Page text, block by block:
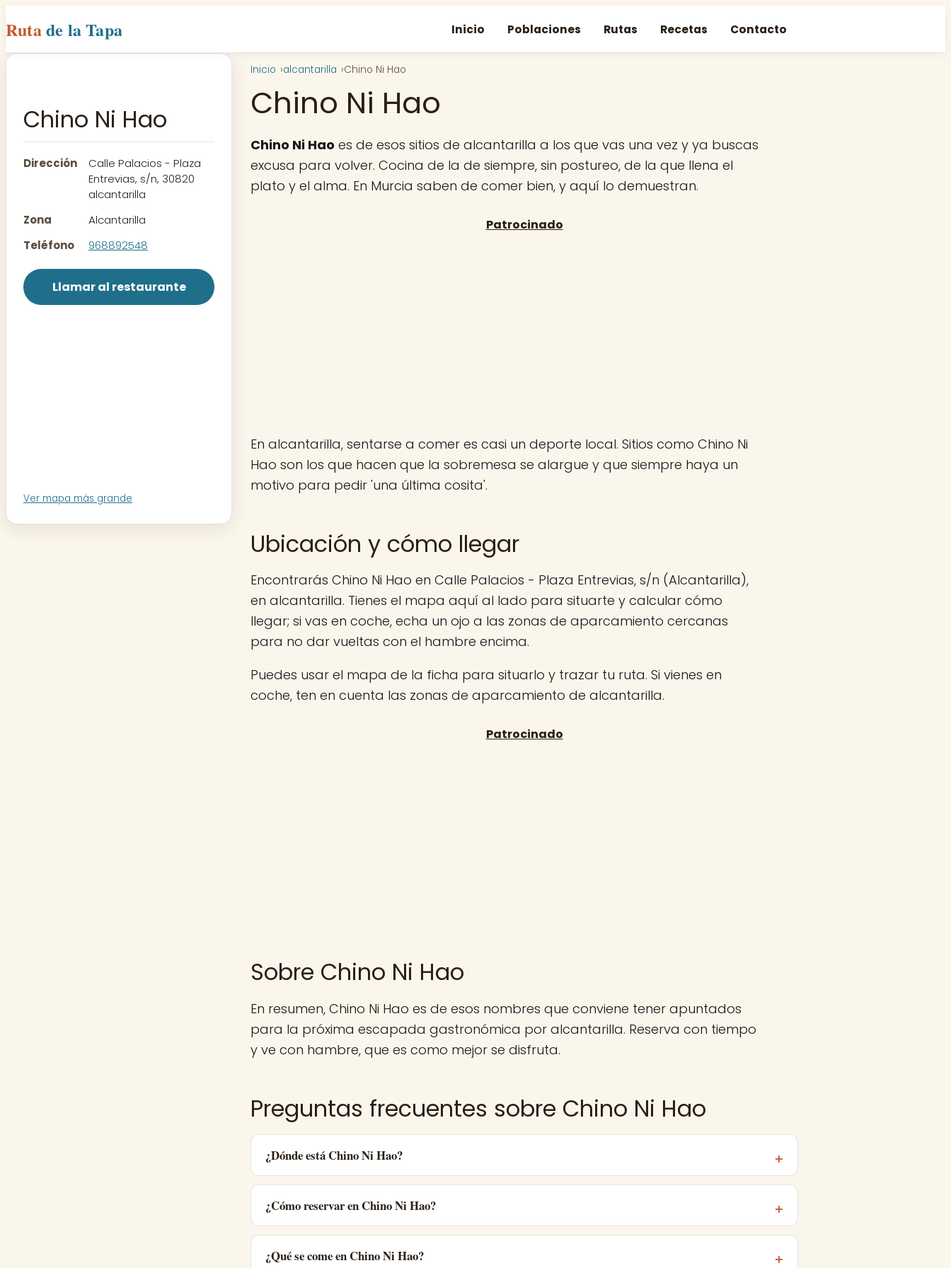
Rutade la Tapa Inicio Poblaciones Rutas Recetas Contacto
Chino Ni Hao
Dirección
Calle Palacios - Plaza
Entrevias, s/n, 30820
alcantarilla
Zona
Alcantarilla
Teléfono
968892548
Llamar al restaurante
Ver mapa más grande
Inicio alcantarilla Chino Ni Hao
Chino Ni Hao
Chino Ni Hao es de esos sitios de alcantarilla a los que vas una vez y ya buscas
excusa para volver. Cocina de la de siempre, sin postureo, de la que llena el
plato y el alma. En Murcia saben de comer bien, y aquí lo demuestran.
En alcantarilla, sentarse a comer es casi un deporte local. Sitios como Chino Ni
Hao son los que hacen que la sobremesa se alargue y que siempre haya un
motivo para pedir 'una última cosita'.
Ubicación y cómo llegar
Encontrarás Chino Ni Hao en Calle Palacios - Plaza Entrevias, s/n (Alcantarilla),
en alcantarilla. Tienes el mapa aquí al lado para situarte y calcular cómo
llegar; si vas en coche, echa un ojo a las zonas de aparcamiento cercanas
para no dar vueltas con el hambre encima.
Puedes usar el mapa de la ficha para situarlo y trazar tu ruta. Si vienes en
coche, ten en cuenta las zonas de aparcamiento de alcantarilla.
Sobre Chino Ni Hao
En resumen, Chino Ni Hao es de esos nombres que conviene tener apuntados
para la próxima escapada gastronómica por alcantarilla. Reserva con tiempo
y ve con hambre, que es como mejor se disfruta.
Preguntas frecuentes sobre Chino Ni Hao
¿Dónde está Chino Ni Hao?
¿Cómo reservar en Chino Ni Hao?
¿Qué se come en Chino Ni Hao?